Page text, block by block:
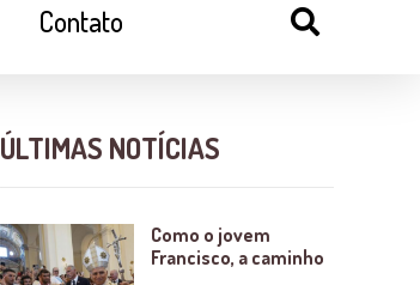
Contato
ÚLTIMAS NOTÍCIAS
Como o jovem
Francisco, a caminho